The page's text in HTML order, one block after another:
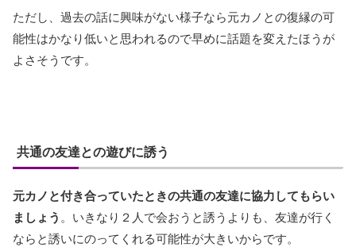
ただし、過去の話に興味がない様子なら元カノとの復縁の可
能性はかなり低いと思われるので早めに話題を変えたほうが
よさそうです。
共通の友達との遊びに誘う
元カノと付き合っていたときの共通の友達に協力してもらい
ましょう 。いきなり２人で会おうと誘うよりも、友達が行く
ならと誘いにのってくれる可能性が大きいからです。